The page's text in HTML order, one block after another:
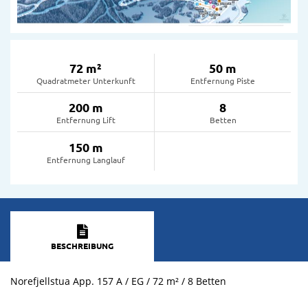
72 m²
Quadratmeter Unterkunft
50 m
Entfernung Piste
200 m
Entfernung Lift
8
Betten
150 m
Entfernung Langlauf
BESCHREIBUNG
Norefjellstua App. 157 A / EG / 72 m² / 8 Betten